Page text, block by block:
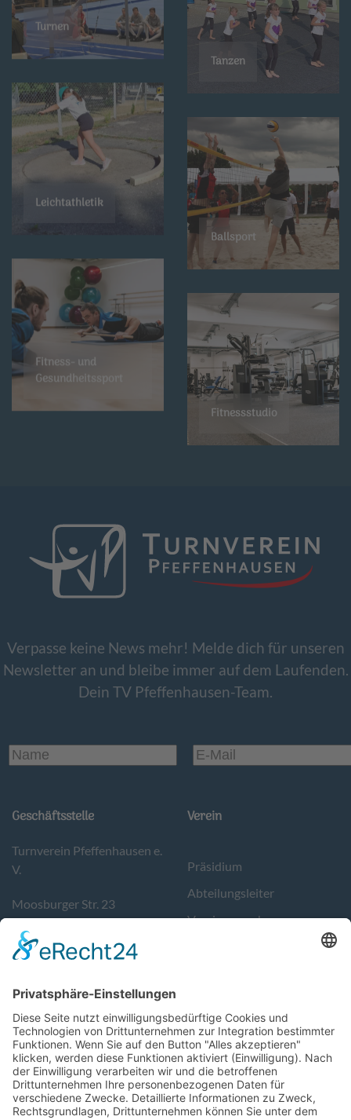
Turnen
Tanzen
Leichtathletik
Ballsport
Fitness- und
Gesundheitssport
Fitnessstudio
Verpasse keine News mehr! Melde dich für unseren
Newsletter an und bleibe immer auf dem Laufenden.
Dein TV Pfeffenhausen-Team.
Geschäftsstelle
Turnverein Pfeffenhausen e.
V.
Moosburger Str. 23
84076 Pfeffenhausen
Tel. 08782/9783400
Geschäftszeiten:
Donnerstag von 17-19 Uhr.
Verein
Präsidium
Abteilungsleiter
Vereinsausschuss
Support Follow Us